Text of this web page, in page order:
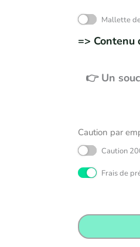
Mallette
=>
👉 Un
Caution par
Caution
Frais de